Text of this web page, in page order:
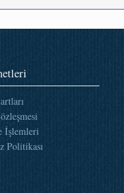
İşlemleri
Politikası